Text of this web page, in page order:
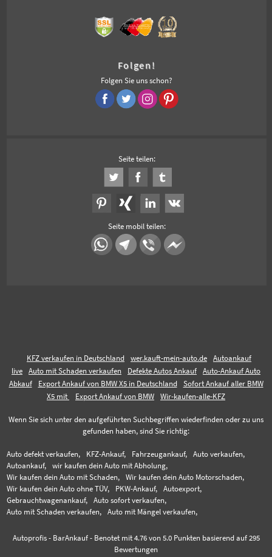
Folgen!
Folgen Sie uns schon?
Seite teilen:
Seite mobil teilen:
KFZ verkaufen in Deutschland wer.kauft-mein-auto.de
Autoankauf
live
Auto mit Schaden verkaufen Defekte Autos Ankauf
Auto-Ankauf Auto
Abkauf
Export Ankauf von BMW X5 in Deutschland
Sofort Ankauf aller BMW
X5 mit
Export Ankauf von BMW Wir-kaufen-alle-KFZ
Wenn Sie sich unter den aufgeführten Suchbegriffen wiederfinden oder zu uns
gefunden haben, sind Sie richtig:
Auto defekt verkaufen, KFZ-Ankauf, Fahrzeugankauf,
Auto verkaufen,
Autoankauf,
wir kaufen dein Auto mit Abholung,
Wir kaufen dein Auto mit Schaden,
Wir kaufen dein Auto Motorschaden,
Wir kaufen dein Auto ohne TÜV,
PKW-Ankauf,
Autoexport,
Gebrauchtwagenankauf,
Auto sofort verkaufen,
Auto mit Schaden verkaufen,
Auto mit Mängel verkaufen,
Autoprofis - BarAnkauf- Benotet mit 4.76von 5.0 Punkten basierend auf 295
Bewertungen